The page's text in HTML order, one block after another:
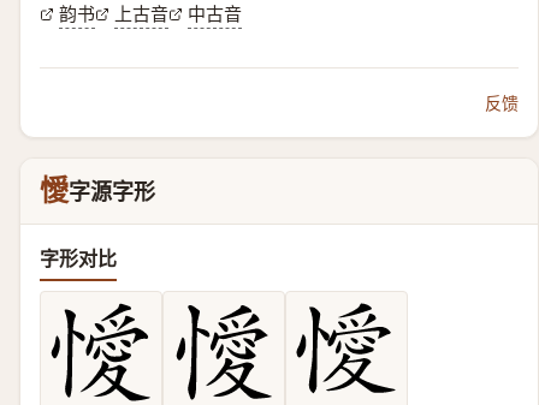
韵书 上古音 中古音
反馈
懓字源字形
字形对比